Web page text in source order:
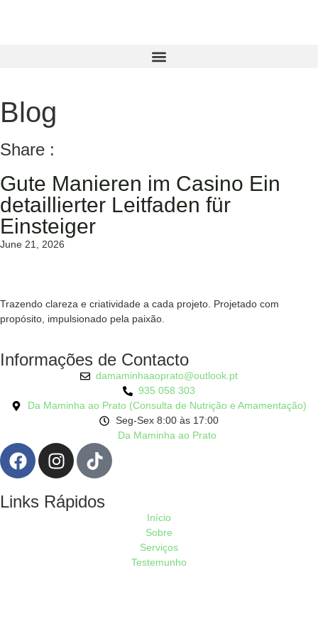
Blog
Share :
Gute Manieren im Casino Ein
detaillierter Leitfaden für
Einsteiger
June 21, 2026
Trazendo clareza e criatividade a cada projeto. Projetado com
propósito, impulsionado pela paixão.
Informações de Contacto
damaminhaaoprato@outlook.pt
935 058 303
Da Maminha ao Prato (Consulta de Nutrição e Amamentação)
Seg-Sex 8:00 às 17:00
Da Maminha ao Prato
Links Rápidos
Início
Sobre
Serviços
Testemunho